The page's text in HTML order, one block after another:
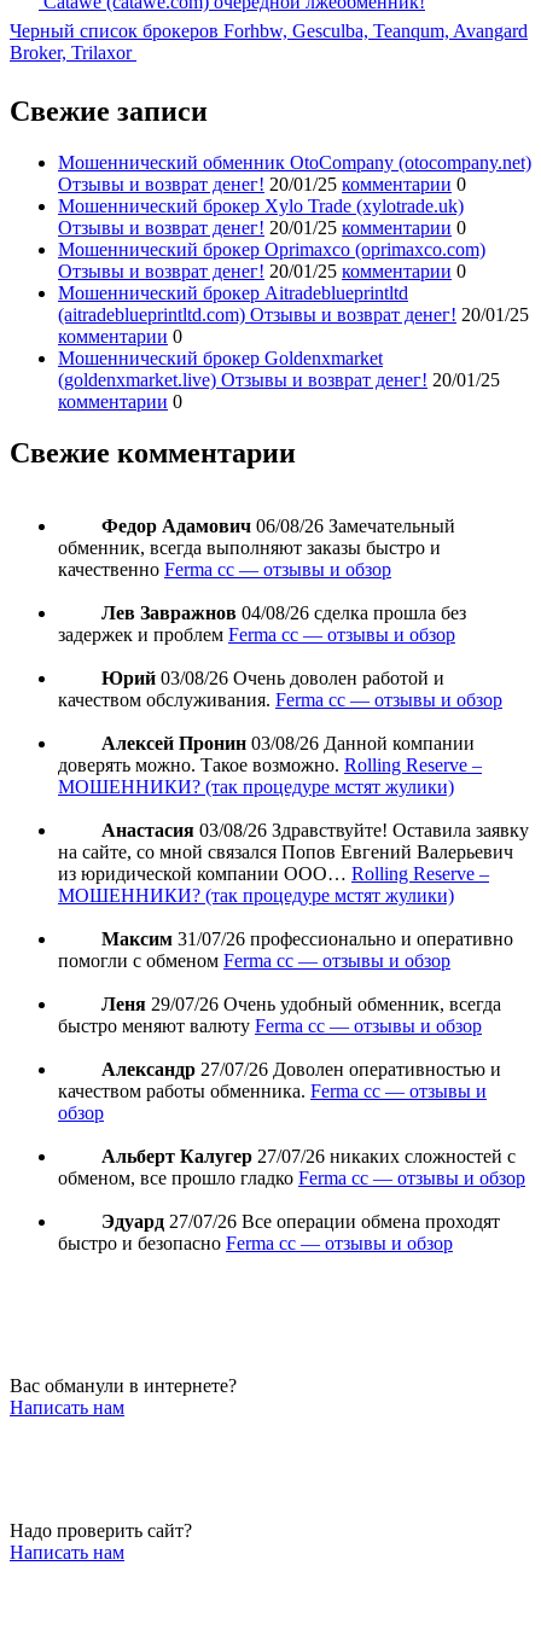
Черный список брокеров Forhbw, Gesculba, Teanqum, Avangard
Broker, Trilaxor
Свежие записи
Мошеннический обменник OtoCompany (otocompany.net)
Отзывы и возврат денег! 20/01/25 комментарии 0
Мошеннический брокер Xylo Trade (xylotrade.uk)
Отзывы и возврат денег! 20/01/25 комментарии 0
Мошеннический брокер Oprimaxco (oprimaxco.com)
Отзывы и возврат денег! 20/01/25 комментарии 0
Мошеннический брокер Aitradeblueprintltd
(aitradeblueprintltd.com) Отзывы и возврат денег! 20/01/25
комментарии 0
Мошеннический брокер Goldenxmarket
(goldenxmarket.live) Отзывы и возврат денег! 20/01/25
комментарии 0
Свежие комментарии
Федор Адамович 06/08/26 Замечательный
обменник, всегда выполняют заказы быстро и
качественно Ferma cc — отзывы и обзор
Лев Завражнов 04/08/26 сделка прошла без
задержек и проблем Ferma cc — отзывы и обзор
Юрий 03/08/26 Очень доволен работой и
качеством обслуживания. Ferma cc — отзывы и обзор
Алексей Пронин 03/08/26 Данной компании
доверять можно. Такое возможно. Rolling Reserve –
МОШЕННИКИ? (так процедуре мстят жулики)
Анастасия 03/08/26 Здравствуйте! Оставила заявку
на сайте, со мной связался Попов Евгений Валерьевич
из юридической компании ООО… Rolling Reserve –
МОШЕННИКИ? (так процедуре мстят жулики)
Максим 31/07/26 профессионально и оперативно
помогли с обменом Ferma cc — отзывы и обзор
Леня 29/07/26 Очень удобный обменник, всегда
быстро меняют валюту Ferma cc — отзывы и обзор
Александр 27/07/26 Доволен оперативностью и
качеством работы обменника. Ferma cc — отзывы и
обзор
Альберт Калугер 27/07/26 никаких сложностей с
обменом, все прошло гладко Ferma cc — отзывы и обзор
Эдуард 27/07/26 Все операции обмена проходят
быстро и безопасно Ferma cc — отзывы и обзор
Вас обманули в интернете?
Написать нам
Надо проверить сайт?
Написать нам